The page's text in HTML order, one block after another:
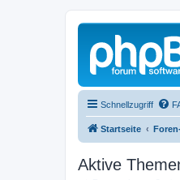
Schnellzugriff
Startseite
Aktive